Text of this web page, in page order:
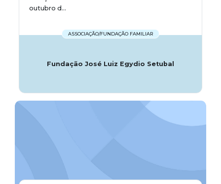
outubro d...
ASSOCIAÇÃO/FUNDAÇÃO FAMILIAR
Fundação José Luiz Egydio Setubal